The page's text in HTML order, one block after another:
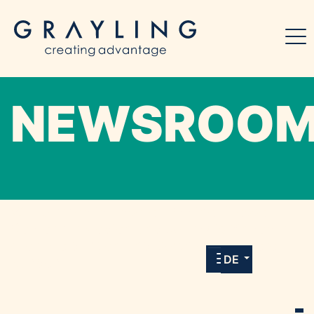
allen Meldungen und Downloads unserer
DE